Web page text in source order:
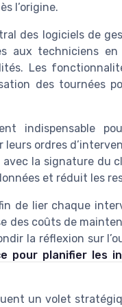
l’origine.
des logiciels de
aux techniciens
Les
des tournées
indispensable
ordres
la signature du
et réduit les
de lier chaque
des coûts de
la réflexion sur
pour planifier les
un volet